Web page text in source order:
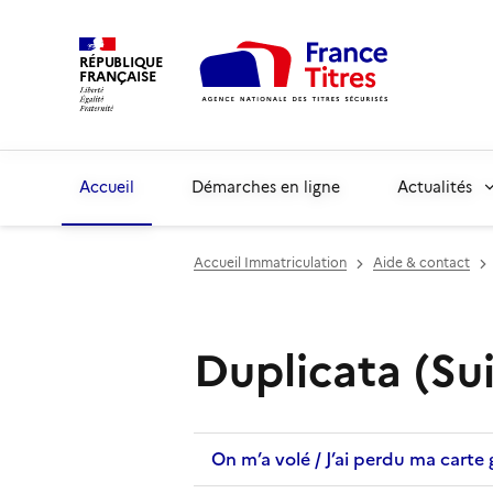
RÉPUBLIQUE
FRANÇAISE
Accueil Démarches en ligne Actualités
Accueil Immatriculation Aide & contact
Duplicata
On m’a volé / J’ai perdu ma